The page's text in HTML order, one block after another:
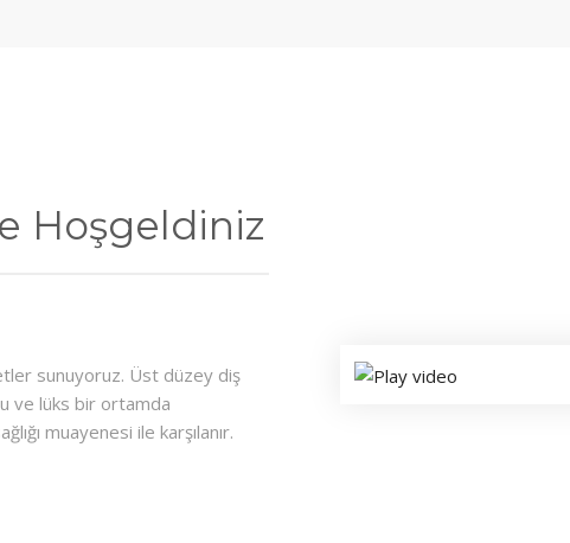
Hoşgeldiniz
sunuyoruz. Üst düzey diş
ve lüks bir ortamda
muayenesi ile karşılanır.